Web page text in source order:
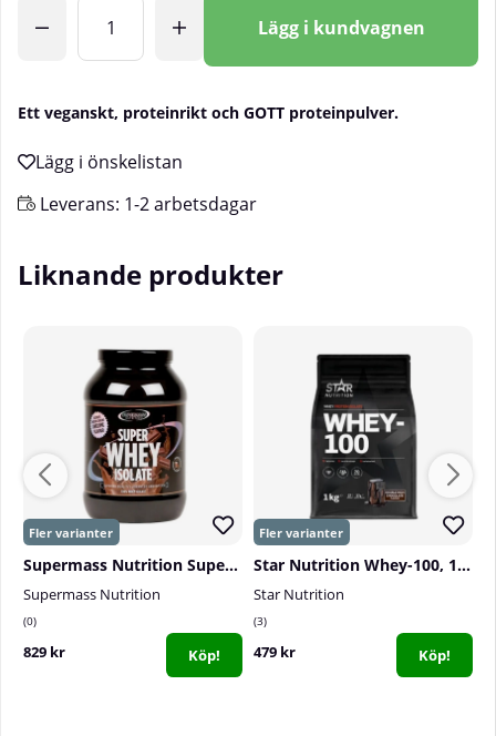
Lägg i kundvagnen
Ett veganskt, proteinrikt och GOTT proteinpulver.
Leverans: 1-2 arbetsdagar
Liknande produkter
Supermass Nutrition Super Whey Isolate, 1300 g
Supermass Nutrition
0
829 kr Köp!
Star Nutrition Whey-100, 1 kg
Star Nutrition
3
479 kr Köp!